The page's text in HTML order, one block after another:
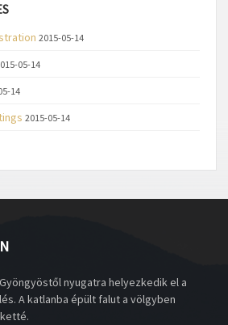
2015-05-14
05-14
14
2015-05-14
nyugatra helyezkedik el a
A katlanba épült falut a völgyben